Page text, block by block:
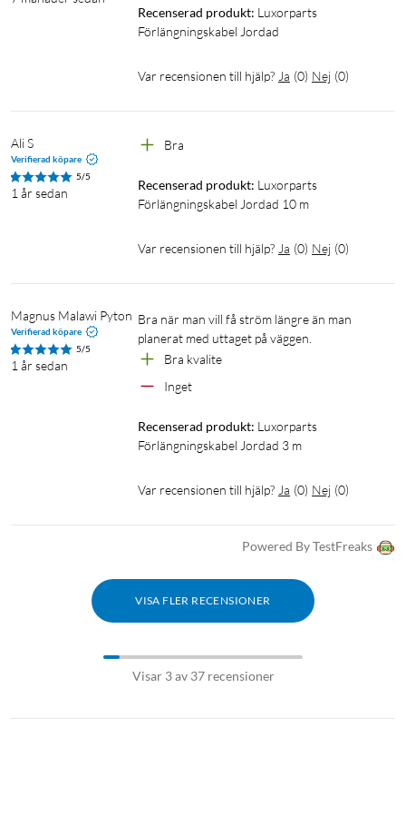
Recenserad produkt: Luxorparts
Förlängningskabel Jordad
Var recensionen till hjälp? Ja (0) Nej (0)
Ali S
Verifierad köpare
5/5
1 år sedan
Bra
Recenserad produkt: Luxorparts
Förlängningskabel Jordad 10 m
Var recensionen till hjälp? Ja (0) Nej (0)
Magnus Malawi Pyton
Verifierad köpare
5/5
1 år sedan
Bra när man vill få ström längre än man
Bra kvalite
Inget
Recenserad produkt: Luxorparts
Förlängningskabel Jordad 3 m
Var recensionen till hjälp? Ja (0) Nej (0)
Powered By TestFreaks
VISA FLER RECENSIONER
Visar 3 av 37 recensioner